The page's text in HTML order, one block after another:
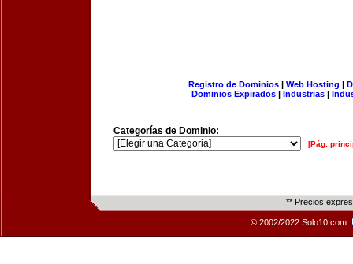
Registro de Dominios| Web Hosting |
Dominios Expirados | Industrias |
Categorías de Dominio:
[Pág.
** Precios
© 2002/2022 Solo10.com